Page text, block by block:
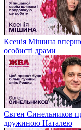
Ксенія Мішина
особисті драми
Євген Синельников
дружиною Наталею